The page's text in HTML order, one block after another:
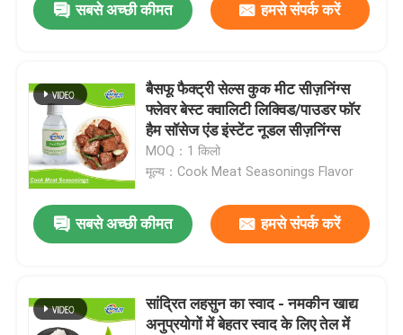
सबसे अच्छी कीमत हमसे संपर्क करें
बैसफू फैक्ट्री सेल्स कुक मीट सीज़निंग्स
फ्लेवर बेस्ट क्वालिटी लिक्विड/पाउडर फॉर
हैम सॉसेज एंड इंस्टेंट नूडल सीज़निंग्स
MOQ：1 किलो
मूल्य：Cook Meat Seasonings Flavor
सबसे अच्छी कीमत हमसे संपर्क करें
सांद्रित लहसुन का स्वाद - नमकीन खाद्य
अनुप्रयोगों में बेहतर स्वाद के लिए तेल में